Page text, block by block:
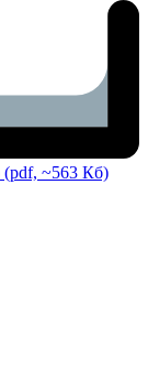
(pdf, ~563 Кб)